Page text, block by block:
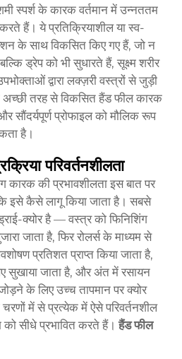
स्पर्श के कारक वर्तमान में उन्नततम
करते हैं। ये प्रतिक्रियाशील या स्व-
के साथ विकसित किए गए हैं, जो न
ड्रेप को भी सुधारते हैं, सूक्ष्म शरीर
द्वारा लक्ज़री वस्त्रों से जुड़ी
तरह से विकसित हैंड फीलकारक
सौंदर्यपूर्ण प्रोफाइल को मौलिक रूप
है।
परिवर्तनशीलता
कारक की प्रभावशीलता इस बात पर
इसे कैसे लागू किया जाता है। सबसे
क्योर है — वस्त्र को फिनिशिंग
जाता है, फिर रोलर्स के माध्यम से
प्रतिशत प्राप्त किया जाता है,
सुखाया जाता है, और अंत में रसायन
के लिए उच्च तापमान पर क्योर
में से प्रत्येक में ऐसे परिवर्तनशील
को सीधे प्रभावित करते हैं।हैंड फील